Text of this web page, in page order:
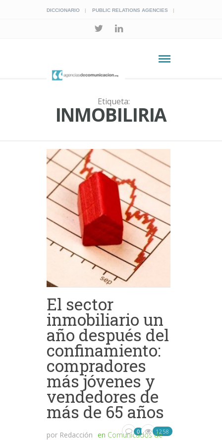
DICCIONARIO PUBLIC RELATIONS AGENCIES
Etiqueta:
INMOBILIRIA
El sector
inmobiliario un
año después del
confinamiento:
compradores
más jóvenes y
vendedores de
más de 65 años
por Redacción en Comunicados de
0 1258